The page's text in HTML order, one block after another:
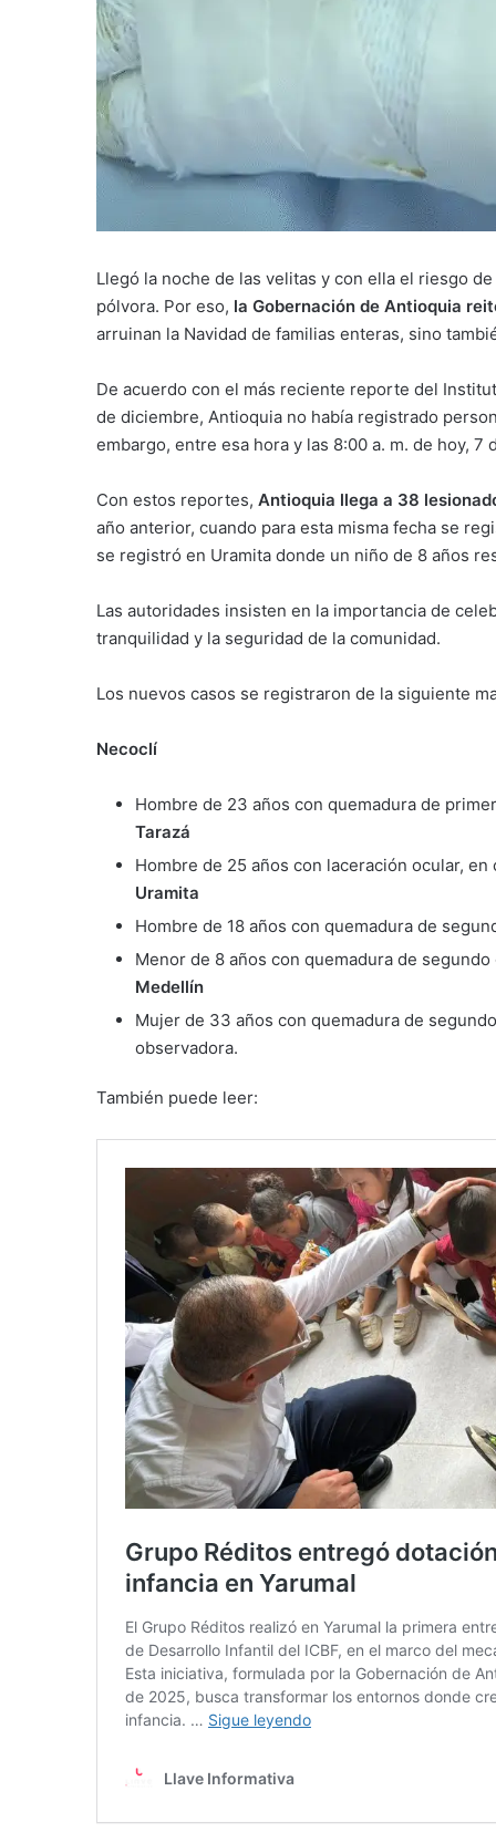
Llegó la noche de las velitas y con ella el riesgo
pólvora. Por eso, la Gobernación de Antioquia
arruinan la Navidad de familias enteras, sino
De acuerdo con el más reciente reporte del
de diciembre, Antioquia no había registrado
embargo, entre esa hora y las 8:00 a. m. de hoy, 7
Con estos reportes, Antioquia llega a 38
año anterior, cuando para esta misma fecha se
se registró en Uramita donde un niño de 8 años
Las autoridades insisten en la importancia de
tranquilidad y la seguridad de la comunidad.
Los nuevos casos se registraron de la siguiente
Necoclí
Hombre de 23 años con quemadura de
Tarazá
Hombre de 25 años con laceración ocular,
Uramita
Hombre de 18 años con quemadura de
Menor de 8 años con quemadura de
Medellín
Mujer de 33 años con quemadura de
observadora.
También puede leer: